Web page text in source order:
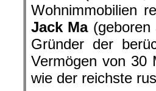
Wohnimmobilien
Jack Ma(geboren
Gründer der
Vermögen von 30
wie der reichste